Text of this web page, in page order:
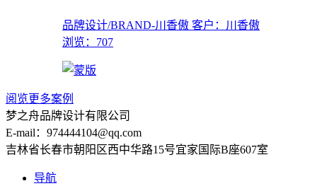
品牌设计/BRAND-川香傲 客户：川香傲
浏览：707
阅览更多案例
梦之舟品牌设计有限公司
E-mail：974444104@qq.com
吉林省长春市朝阳区西中华路15号宜家国际B座607室
导航